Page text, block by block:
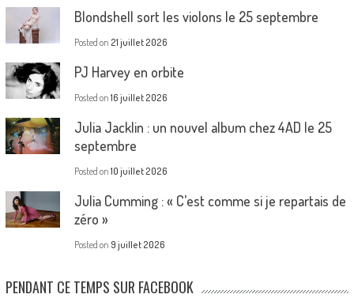
Blondshell sort les violons le 25 septembre
Posted on 21 juillet 2026
PJ Harvey en orbite
Posted on 16 juillet 2026
Julia Jacklin : un nouvel album chez 4AD le 25
septembre
Posted on 10 juillet 2026
Julia Cumming : « C’est comme si je repartais de
zéro »
Posted on 9 juillet 2026
PENDANT CE TEMPS SUR FACEBOOK